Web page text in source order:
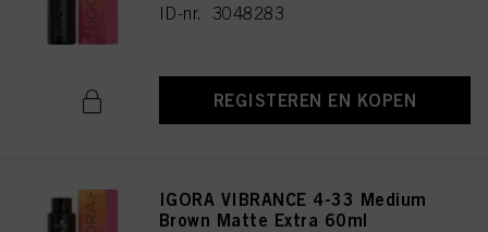
ID-nr. 3048283
REGISTEREN EN KOPEN
IGORA VIBRANCE 4-33 Medium
Brown Matte Extra 60ml